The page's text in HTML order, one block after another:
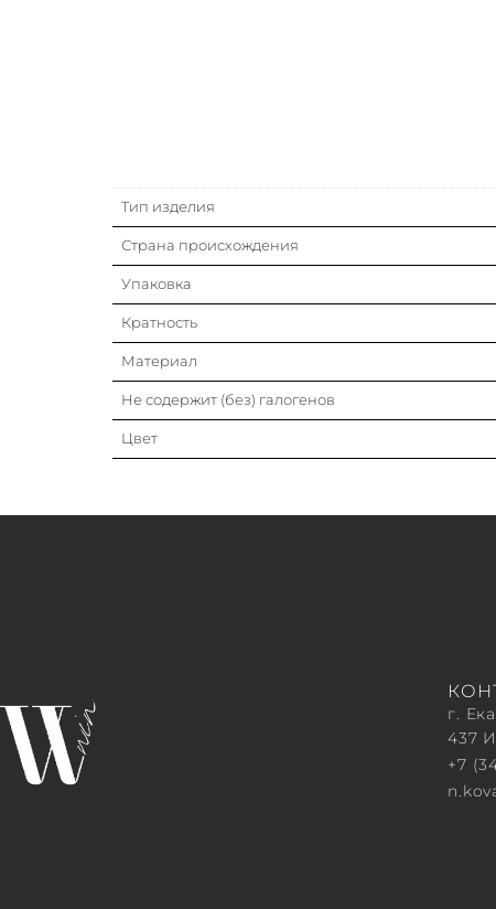
Тип изделия
Страна происхождения
Упаковка
Кратность
Материал
Не содержит (без) галогенов
Цвет
г.
437
+7